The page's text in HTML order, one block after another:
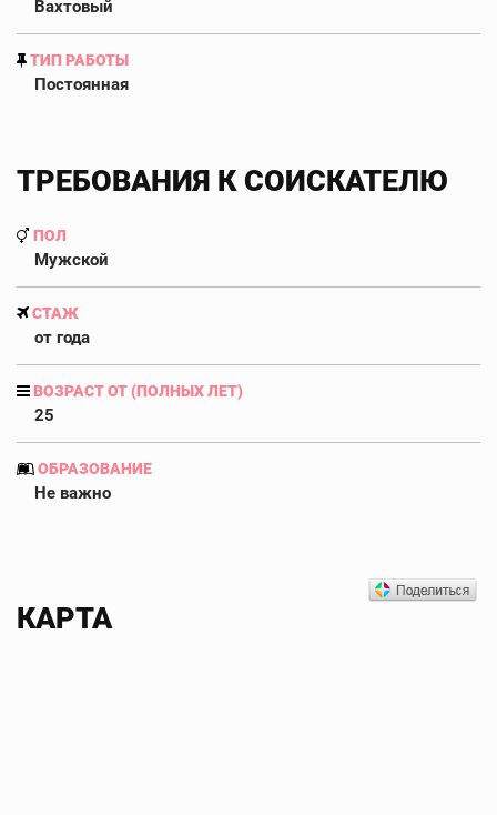
Вахтовый
ТИП РАБОТЫ
Постоянная
ТРЕБОВАНИЯ К СОИСКАТЕЛЮ
ПОЛ
Мужской
СТАЖ
от года
ВОЗРАСТ ОТ (ПОЛНЫХ ЛЕТ)
25
ОБРАЗОВАНИЕ
Не важно
КАРТА